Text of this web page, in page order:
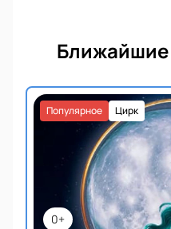
0+
Цирк
Популярное